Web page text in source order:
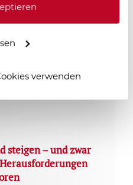
verwenden
wirtschaftlichen
und
Lage und moderne
und
langfristige
steigen – und zwar